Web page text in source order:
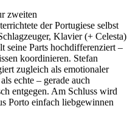
zweiten
der Portugiese selbst
Klavier (+ Celesta)
seine Parts hochdifferenziert –
koordinieren. Stefan
zugleich als emotionaler
echte – gerade auch
entgegen. Am Schluss wird
Porto einfach liebgewinnen